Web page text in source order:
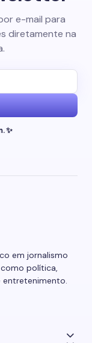
e-mail para
diretamente na
✨
em jornalismo
política,